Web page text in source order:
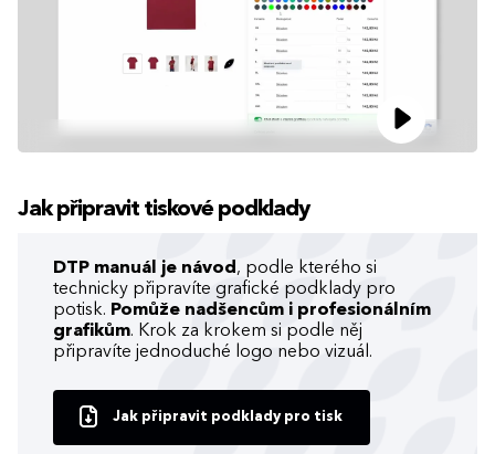
Jak připravit tiskové podklady
DTP manuál je návod , podle kterého si
technicky připravíte grafické podklady pro
potisk. Pomůže nadšencům i profesionálním
grafikům. Krok za krokem si podle něj
připravíte jednoduché logo nebo vizuál.
Jak připravit podklady pro tisk